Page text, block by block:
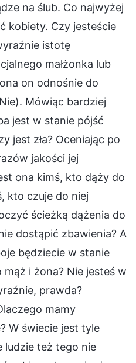
na ślub. Co najwyżej
kobiety. Czy jesteście
istotę
małżonka lub
on odnośnie do
Mówiąc bardziej
jest w stanie pójść
jest zła? Oceniając po
jakości jej
ona kimś, kto dąży do
kto czuje do niej
ścieżką dążenia do
dostąpić zbawienia? A
będziecie w stanie
i żona? Nie jesteś w
prawda?
mamy
W świecie jest tyle
ludzie też tego nie